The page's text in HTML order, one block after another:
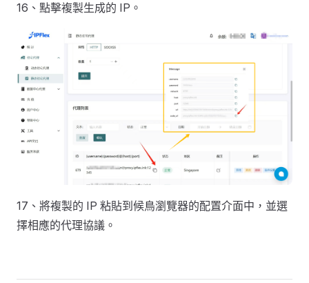
16、點擊複製生成的 IP。
17、將複製的 IP 粘貼到候鳥瀏覽器的配置介面中，並選
擇相應的代理協議。